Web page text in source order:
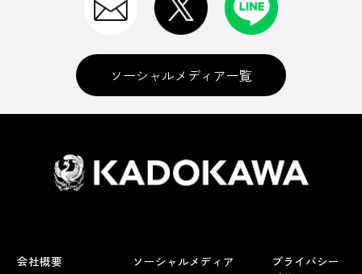
ソーシャルメディア一覧
会社概要 ソーシャルメディア
プライバシー